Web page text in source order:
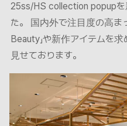
25ss/HS collection popup
た。 国内外で注目度の高ま
Beauty」や新作アイテムを
見せております。